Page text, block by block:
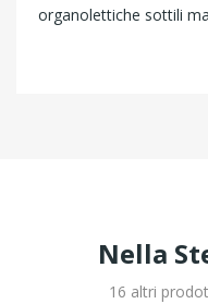
organolettiche sottili
Nella
16 altri